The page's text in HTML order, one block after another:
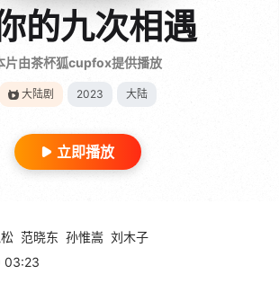
的九次相遇
片由茶杯狐cupfox提供播放
大陆剧 2023 大陆
立即播放
范晓东 孙惟嵩 刘木子
03:23